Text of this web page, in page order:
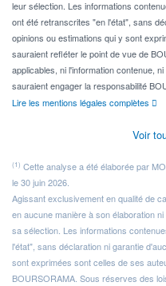
leur sélection. Les informations
ont été retranscrites "en l'état", sans
opinions ou estimations qui y sont
sauraient refléter le point de vue de
applicables, ni l'information contenue,
sauraient engager la responsabilité
Lire les mentions légales complètes
Voir
(1) Cette analyse a été élaborée par
le 30 juin 2026.
Agissant exclusivement en qualité de
en aucune manière à son élaboration
sa sélection. Les informations
l'état", sans déclaration ni garantie
sont exprimées sont celles de ses
BOURSORAMA. Sous réserves des